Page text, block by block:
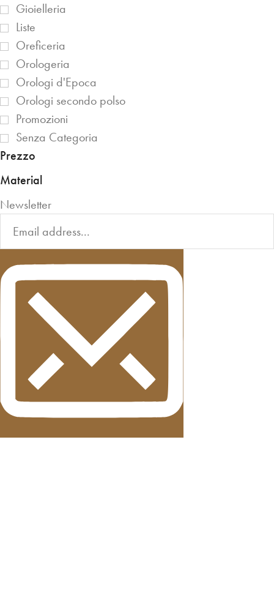
Gioielleria
Liste
Oreficeria
Orologeria
Orologi d'Epoca
Orologi secondo polso
Promozioni
Senza Categoria
Prezzo
Material
Newsletter